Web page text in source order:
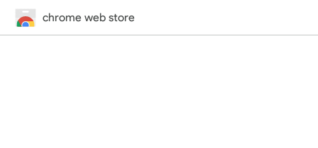
chrome web store